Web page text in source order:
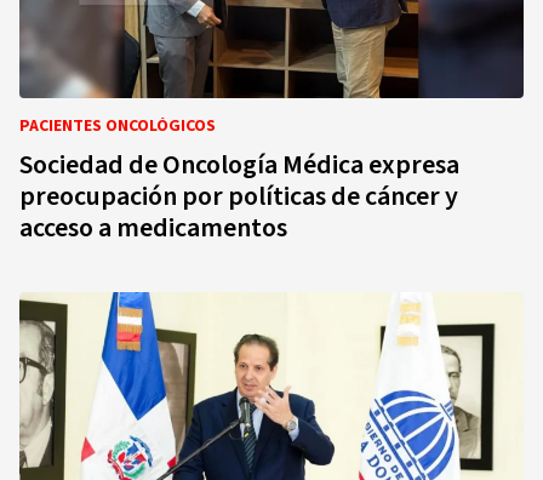
PACIENTES ONCOLÓGICOS
Sociedad de Oncología Médica expresa
preocupación por políticas de cáncer y
acceso a medicamentos